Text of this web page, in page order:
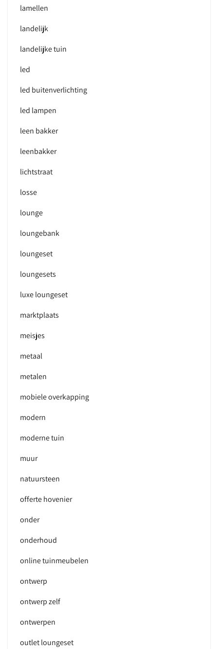
lamellen
landelijk
landelijke tuin
led
led buitenverlichting
led lampen
leen bakker
leenbakker
lichtstraat
losse
lounge
loungebank
loungeset
loungesets
luxe loungeset
marktplaats
meisjes
metaal
metalen
mobiele overkapping
modern
moderne tuin
muur
natuursteen
offerte hovenier
onder
onderhoud
online tuinmeubelen
ontwerp
ontwerp zelf
ontwerpen
outlet loungeset